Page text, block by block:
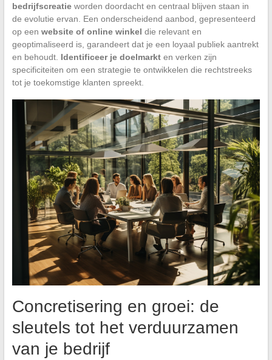
bedrijfscreatieworden doordacht en centraal blijven staan in
de evolutie ervan. Een onderscheidend aanbod, gepresenteerd
op een website of online winkel die relevant en
geoptimaliseerd is, garandeert dat je een loyaal publiek aantrekt
en behoudt. Identificeer je doelmarkten verken zijn
specificiteiten om een strategie te ontwikkelen die rechtstreeks
tot je toekomstige klanten spreekt.
Concretisering en groei: de
sleutels tot het verduurzamen
van je bedrijf